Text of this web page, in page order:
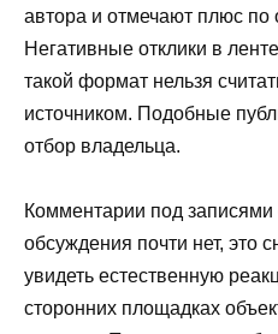
автора и отмечают плюс по
Негативные отклики в
такой формат нельзя
источником. Подобные
отбор владельца.
Комментарии под
обсуждения почти нет, это
увидеть естественную
сторонних площадках